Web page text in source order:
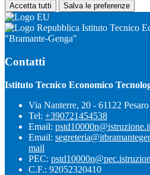
Accetta tutti Salva le preferenze
Istituto Tecnico
"Bramante-Genga"
Contatti
Istituto Tecnico Economico
Via Nanterre, 20 - 61122 Pesaro
Tel: +390721454538
Email:
Email:
mail
PEC:
C.F.: 92052320410